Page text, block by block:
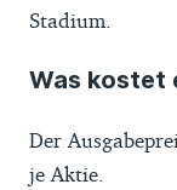
Stadium.
Was kostet
Der
je Aktie.